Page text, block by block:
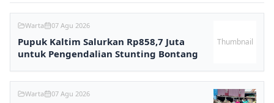
Thumbnail
Warta 07 Agu 2026
Pupuk Kaltim Salurkan Rp858,7 Juta
untuk Pengendalian Stunting Bontang
Warta 07 Agu 2026